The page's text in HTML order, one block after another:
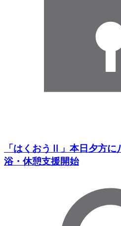
「はくおうⅡ」本日夕方
浴・休憩支援開始